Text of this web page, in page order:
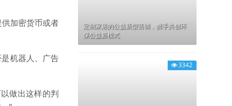
加密货币或者
机器人、广告
做出这样的判
定制家居的公益新型营销，携手共创环
保公益新模式
3342